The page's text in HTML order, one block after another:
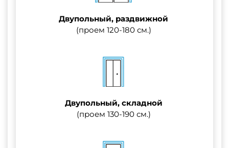
Двупольный, раздвижной
(проем 120-180 см.)
Двупольный, складной
(проем 130-190 см.)